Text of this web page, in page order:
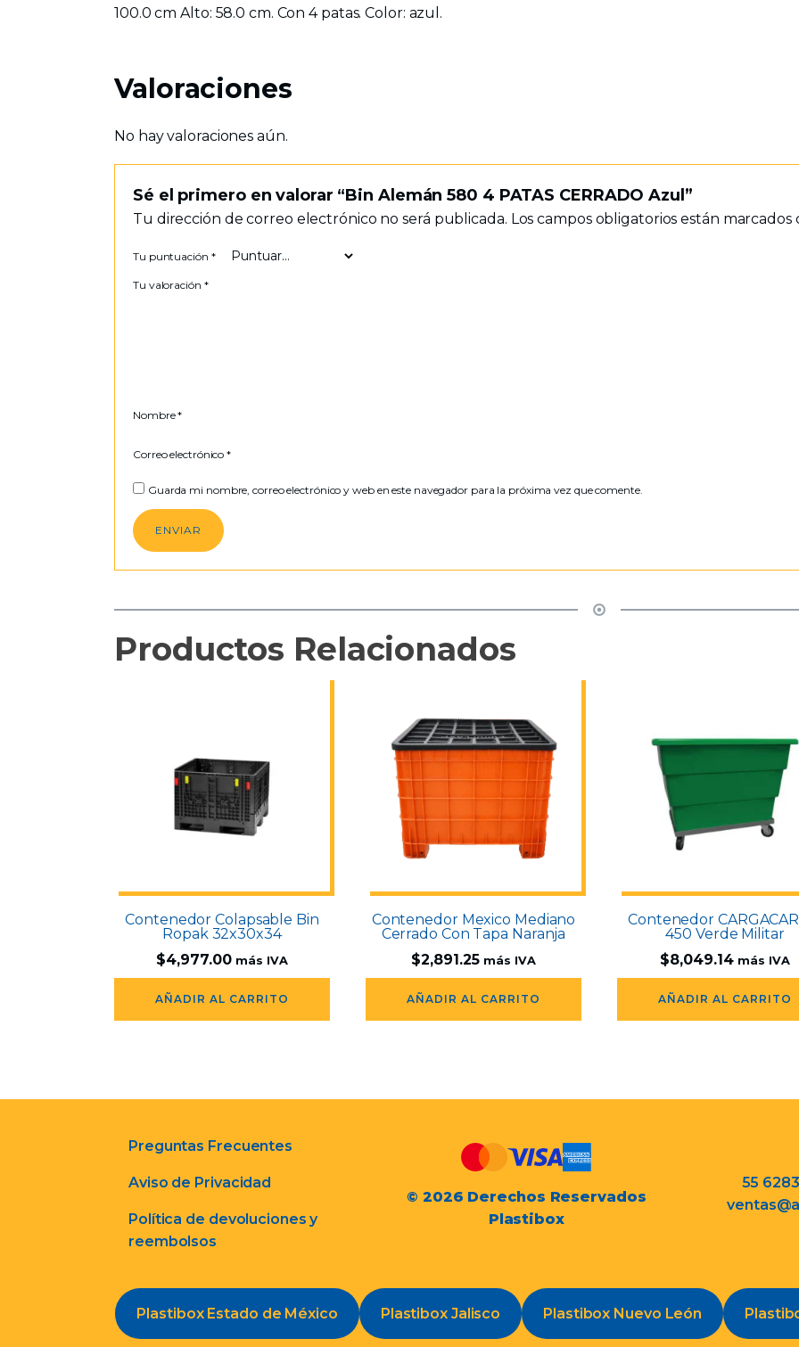
100.0 cm Alto: 58.0 cm. Con 4 patas. Color: azul.
Valoraciones
No hay valoraciones aún.
Sé el primero en valorar “Bin Alemán 580 4 PATAS CERRADO Azul”
Tu dirección de correo electrónico no será publicada. Los campos obligatorios están marcados
Tu puntuación *
Tu valoración *
Nombre*
Correo electrónico*
Guarda mi nombre, correo electrónico y web en este navegador para la próxima vez que comente.
Productos Relacionados
Contenedor Colapsable Bin
Ropak 32x30x34
$4,977.00 más IVA
AÑADIR AL CARRITO
Contenedor Mexico Mediano
Cerrado Con Tapa Naranja
$2,891.25 más IVA
AÑADIR AL CARRITO
Contenedor
450 Verde Militar
$8,049.14 más IVA
AÑADIR AL CARRITO
Preguntas Frecuentes
Aviso de Privacidad
Política de devoluciones y
reembolsos
© 2026 Derechos Reservados
Plastibox
55
Plastibox Estado de México Plastibox Jalisco Plastibox Nuevo León